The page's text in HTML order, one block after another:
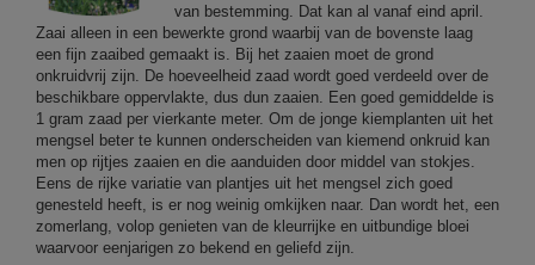
van bestemming. Dat kan al vanaf eind april.
Zaai alleen in een bewerkte grond waarbij van de bovenste laag
een fijn zaaibed gemaakt is. Bij het zaaien moet de grond
onkruidvrij zijn. De hoeveelheid zaad wordt goed verdeeld over de
beschikbare oppervlakte, dus dun zaaien. Een goed gemiddelde is
1 gram zaad per vierkante meter. Om de jonge kiemplanten uit het
mengsel beter te kunnen onderscheiden van kiemend onkruid kan
men op rijtjes zaaien en die aanduiden door middel van stokjes.
Eens de rijke variatie van plantjes uit het mengsel zich goed
genesteld heeft, is er nog weinig omkijken naar. Dan wordt het, een
zomerlang, volop genieten van de kleurrijke en uitbundige bloei
waarvoor eenjarigen zo bekend en geliefd zijn.